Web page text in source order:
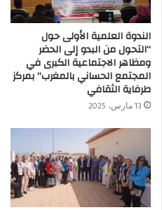
الندوة العلمية الأولى حول
“التحول من البدو إلى الحضر
ومظاهر الاجتماعية الكبرى في
المجتمع الحساني بالمغرب” بمركز
طرفاية الثقافي
13 مارس، 2025